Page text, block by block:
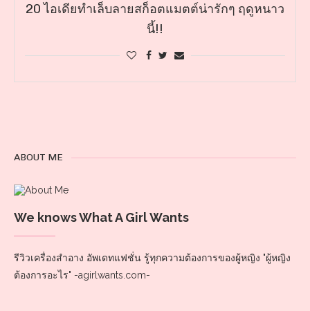
20 ไอเดียทำเล็บลายสก็อตแมตต์น่ารักๆ ฤดูหนาว
นี้!!
ABOUT ME
We knows What A Girl Wants
รีวิวเครื่องสำอาง อัพเดทแฟชั่น รู้ทุกความต้องการของผู้หญิง "ผู้หญิง
ต้องการอะไร" -agirlwants.com-